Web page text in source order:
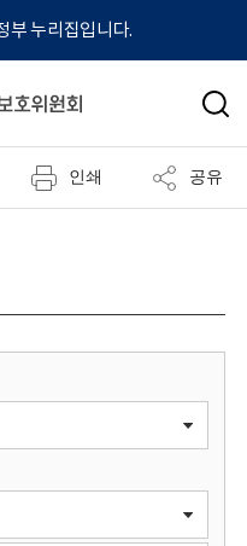
부 누리집입니다.
검
인쇄 공유